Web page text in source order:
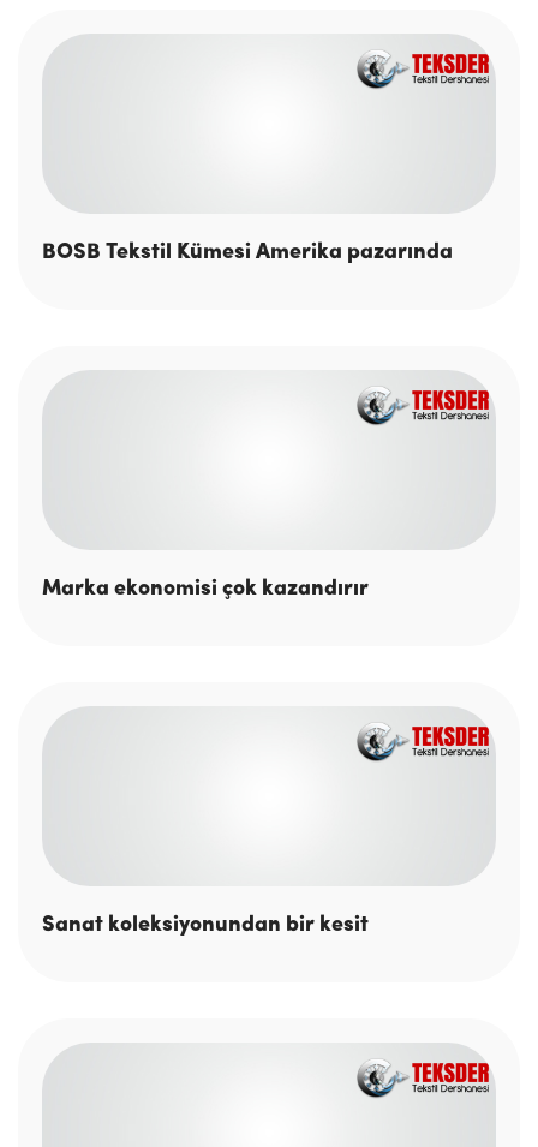
BOSB Tekstil Kümesi Amerika pazarında
Marka ekonomisi çok kazandırır
Sanat koleksiyonundan bir kesit